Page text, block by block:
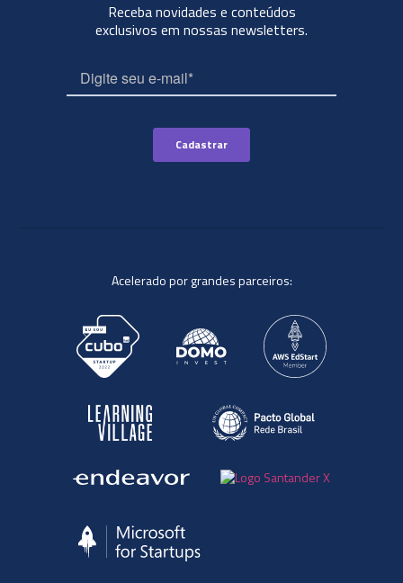
Receba novidades e conteúdos
exclusivos em nossas newsletters.
Acelerado por grandes parceiros: